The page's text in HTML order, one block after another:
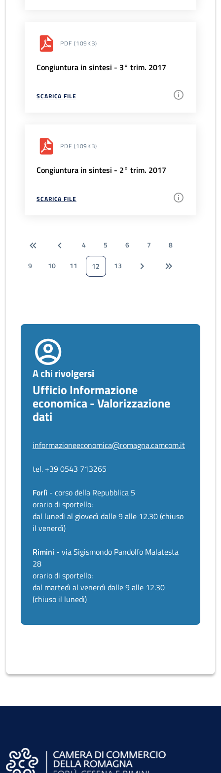
PDF (109KB)
Congiuntura in sintesi - 3° trim. 2017
SCARICA FILE
PDF (109KB)
Congiuntura in sintesi - 2° trim. 2017
SCARICA FILE
4 5 6 7
8
9
10 11 12 13
A chi rivolgersi
Ufficio Informazione
economica - Valorizzazione
dati
informazioneeconomica@romagna.camcom.it
tel. +39 0543 713265
Forlì - corso della Repubblica 5
orario di sportello:
dal lunedì al giovedì dalle 9 alle 12.30 (chiuso
il venerdì)
Rimini - via Sigismondo Pandolfo Malatesta
28
orario di sportello:
dal martedì al venerdì dalle 9 alle 12.30
(chiuso il lunedì)